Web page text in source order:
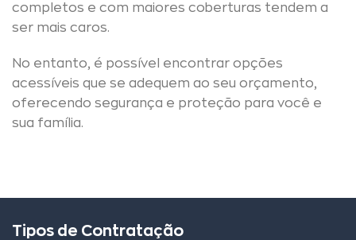
completos e com maiores coberturas tendem a
ser mais caros.
No entanto, é possível encontrar opções
acessíveis que se adequem ao seu orçamento,
oferecendo segurança e proteção para você e
sua família.
Tipos de Contratação